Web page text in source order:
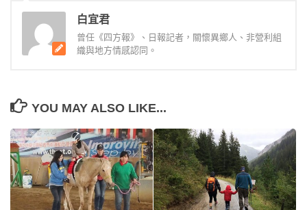
白宜君
曾任《四方報》、日報記者，關懷異鄉人、非營利組
織與地方情感認同。
YOU MAY ALSO LIKE...